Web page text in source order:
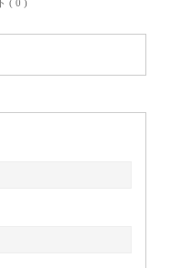
( 0 )